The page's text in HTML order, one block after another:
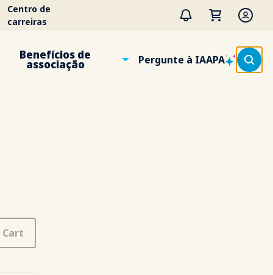
Centro de
carreiras
Benefícios de
associação Pergunte à IAAPA